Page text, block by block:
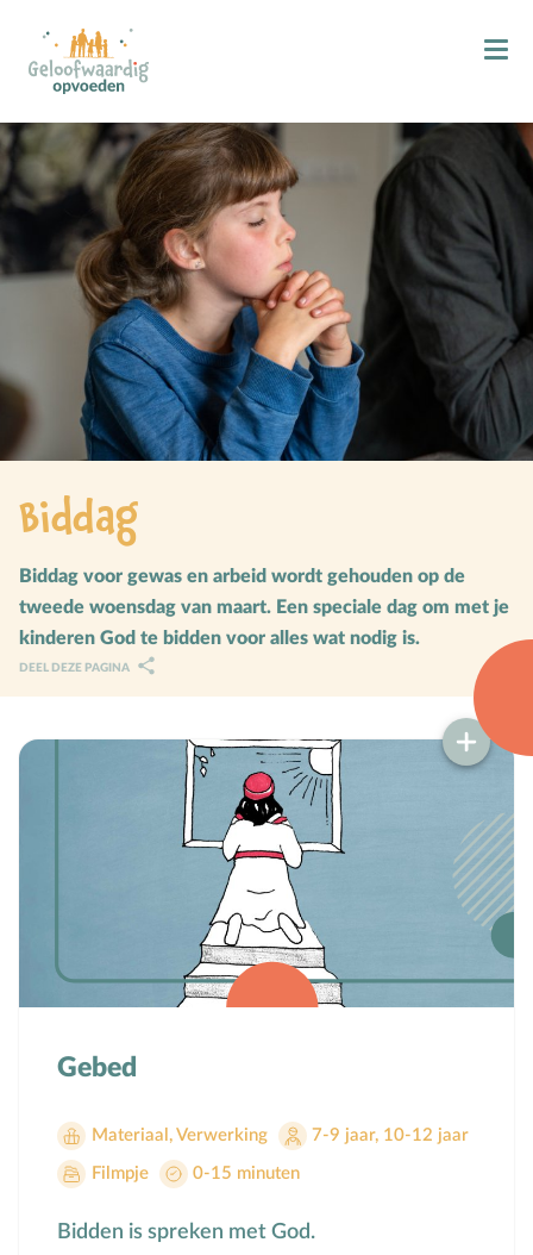
Kind & Geloof
Bidden
Zingen
Kind in de kerk
Gezinsmomenten
Hemelvaart & Pinksteren
Kind & Ontwikkeling
Ontwikkelingsfasen
Ruimte door regels
Verschillend begaafd
Speciaal voor moeders
Speciaal voor vaders
Rouw en verdriet
Toerusting & Advies
Online cursussen
Biddag
Biddag voor gewas en arbeid wordt gehouden op de
tweede woensdag van maart. Een speciale dag om met je
kinderen God te bidden voor alles wat nodig is.
DEEL DEZE PAGINA
Gebed
Materiaal , Verwerking 7-9 jaar, 10-12 jaar
Filmpje 0-15 minuten
Bidden is spreken met God.